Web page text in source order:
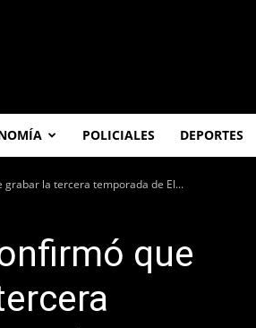
POLICIALES DEPORTES
la tercera temporada de El...
que